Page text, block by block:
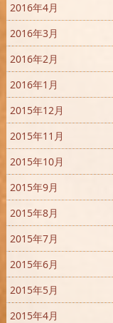
2016年4月
2016年3月
2016年2月
2016年1月
2015年12月
2015年11月
2015年10月
2015年9月
2015年8月
2015年7月
2015年6月
2015年5月
2015年4月